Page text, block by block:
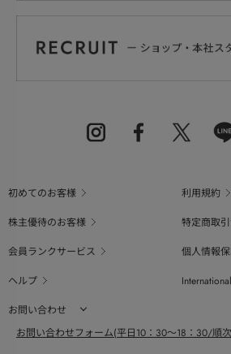
初めてのお客様
利用規約
株主優待のお客様
特定商取
会員ランクサービス
個人情報
ヘルプ
お問い合わせ
お問い合わせフォーム(平日10：30～18：30/順